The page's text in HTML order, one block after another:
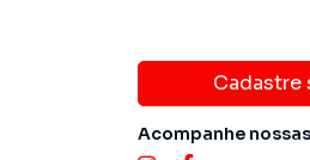
Cadastre
Acompanhe